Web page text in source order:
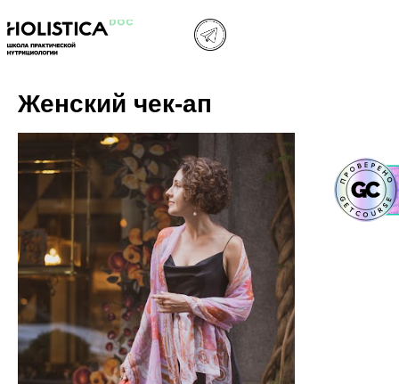
Женский чек-ап